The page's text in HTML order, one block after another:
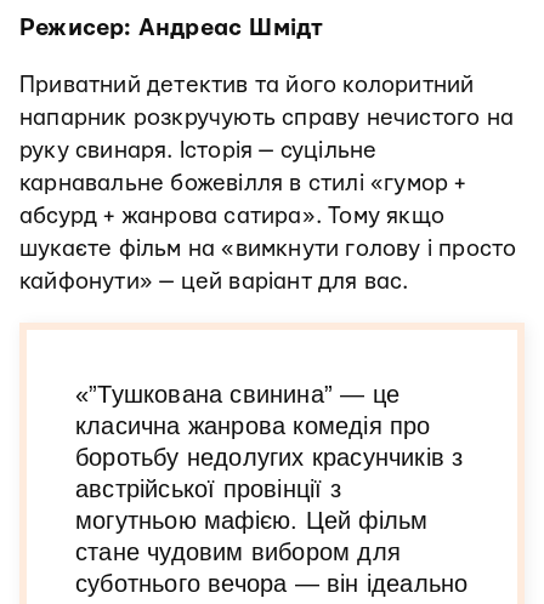
Режисер: Андреас Шмідт
Приватний детектив та його колоритний
напарник розкручують справу нечистого на
руку свинаря. Історія — суцільне
карнавальне божевілля в стилі «гумор +
абсурд + жанрова сатира». Тому якщо
шукаєте фільм на «вимкнути голову і просто
кайфонути» — цей варіант для вас.
«”Тушкована свинина” — це
класична жанрова комедія про
боротьбу недолугих красунчиків з
австрійської провінції з
могутньою мафією. Цей фільм
стане чудовим вибором для
суботнього вечора — він ідеально